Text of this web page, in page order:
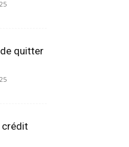
quitter
crédit